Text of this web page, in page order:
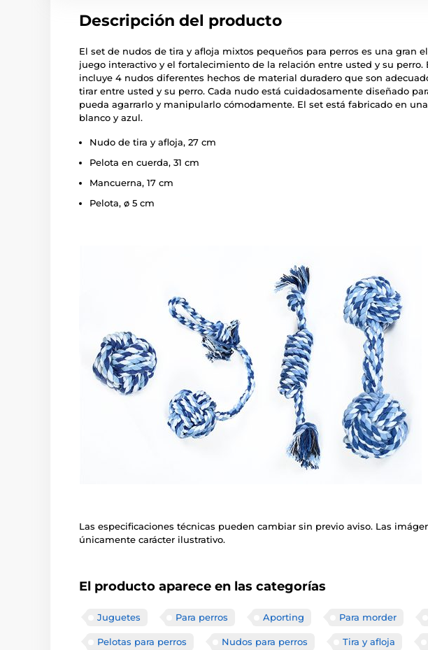
Descripción del producto
El set de nudos de tira y afloja mixtos pequeños para perros es una gran
juego interactivo y el fortalecimiento de la relación entre usted y su perro.
incluye 4 nudos diferentes hechos de material duradero que son
tirar entre usted y su perro. Cada nudo está cuidadosamente diseñado
pueda agarrarlo y manipularlo cómodamente. El set está fabricado en
blanco y azul.
Nudo de tira y afloja, 27 cm
Pelota en cuerda, 31 cm
Mancuerna, 17 cm
Pelota, ø 5 cm
Las especificaciones técnicas pueden cambiar sin previo aviso. Las
únicamente carácter ilustrativo.
El producto aparece en las categorías
Juguetes Para perros Aporting Para morder
Pelotas para perros Nudos para perros Tira y afloja